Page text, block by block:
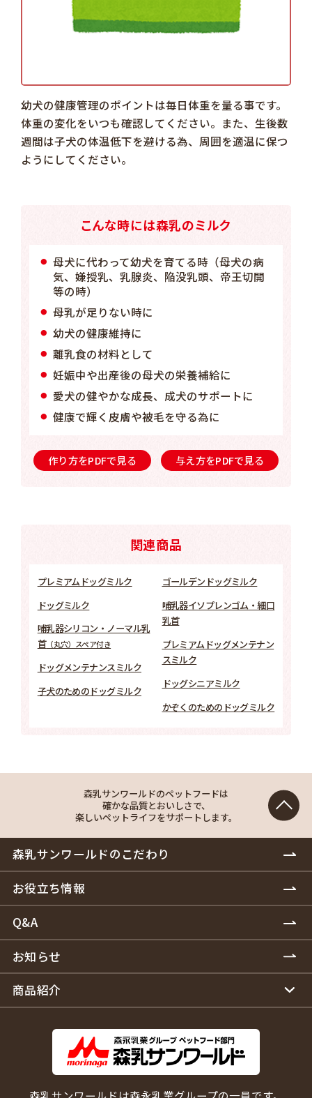
幼犬の健康管理のポイントは毎日体重を量る事です。
体重の変化をいつも確認してください。また、生後数
週間は子犬の体温低下を避ける為、周囲を適温に保つ
ようにしてください。
こんな時には森乳のミルク
母犬に代わって幼犬を育てる時（母犬の病
気、嫌授乳、乳腺炎、陥没乳頭、帝王切開
等の時）
母乳が足りない時に
幼犬の健康維持に
離乳食の材料として
妊娠中や出産後の母犬の栄養補給に
愛犬の健やかな成長、成犬のサポートに
健康で輝く皮膚や被毛を守る為に
作り方をPDFで見る 与え方をPDFで見る
関連商品
プレミアムドッグミルク
ゴールデンドッグミルク
ドッグミルク
哺乳器イソプレンゴム・細口
乳首
哺乳器シリコン・ノーマル乳
首（丸穴）スペア付き
プレミアムドッグメンテナン
スミルク
ドッグメンテナンスミルク
ドッグシニアミルク
子犬のためのドッグミルク
かぞくのためのドッグミルク
森乳サンワールドのペットフードは
確かな品質とおいしさで、
楽しいペットライフをサポートします。
森乳サンワールドのこだわり
お役立ち情報
Q&A
お知らせ
商品紹介